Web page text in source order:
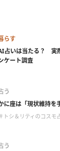
らす
占いは当たる？ 実
ケート調査
う
に座は「現状維持を
トシ＆リティのコスモ
う